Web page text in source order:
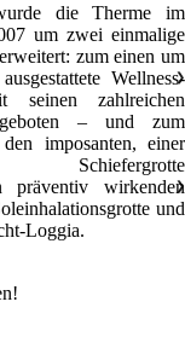
die Therme im
um zwei einmalige
zum einen um
Wellness-
seinen zahlreichen
– und zum
imposanten, einer
Schiefergrotte
präventiv wirkenden
und
Loggia.
❯
❯